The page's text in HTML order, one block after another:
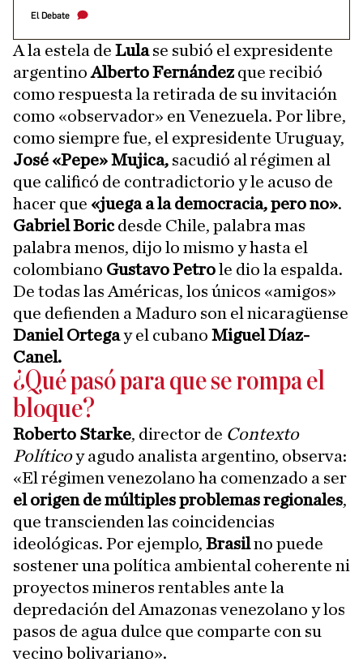
El Debate
A la estela de Lulase subió el expresidente
argentinoAlberto Fernándezque recibió
como respuesta la retirada de su invitación
como «observador» en Venezuela. Por libre,
como siempre fue, el expresidente Uruguay,
José «Pepe» Mujica, sacudió al régimen al
que calificó de contradictorio y le acuso de
hacer que «juega a la democracia, pero no».
Gabriel Boricdesde Chile, palabra mas
palabra menos, dijo lo mismo y hasta el
colombiano Gustavo Petrole dio la espalda.
De todas las Américas, los únicos «amigos»
que defienden a Maduro son el nicaragüense
Daniel Ortegay el cubano Miguel Díaz-
Canel.
¿Qué pasó para que se rompa el
bloque?
Roberto Starke, director de Contexto
Políticoy agudo analista argentino, observa:
«El régimen venezolano ha comenzado a ser
el origen de múltiples problemas regionales,
que transcienden las coincidencias
ideológicas. Por ejemplo, Brasilno puede
sostener una política ambiental coherente ni
proyectos mineros rentables ante la
depredación del Amazonas venezolano y los
pasos de agua dulce que comparte con su
vecino bolivariano».